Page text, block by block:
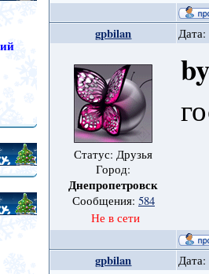
gpbilan
Статус: Друзья
Город:
Днепропетровск
Сообщения: 584
Не в сети
gpbilan